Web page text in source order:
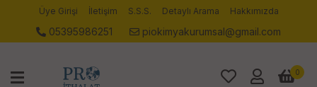
Üye Girişi İletişim S.S.S. Detaylı Arama Hakkımızda
05395986251 piokimyakurumsal@gmail.com
0